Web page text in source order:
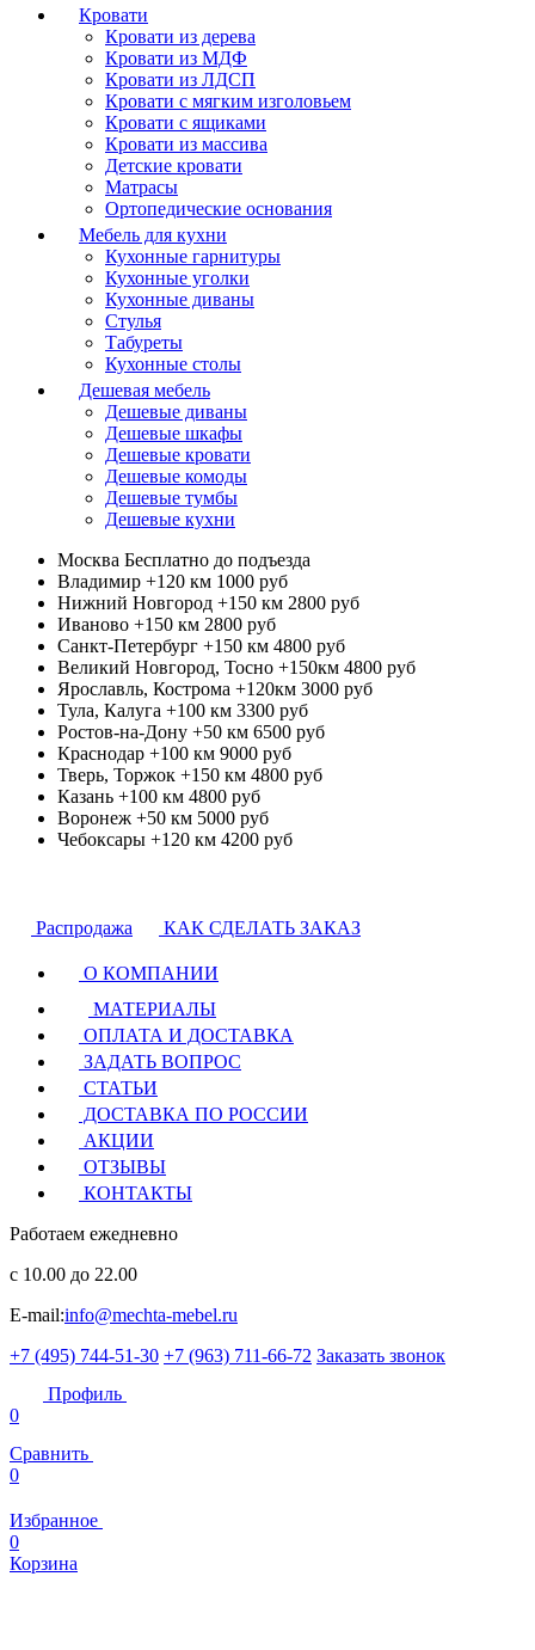
Кровати
Кровати из дерева
Кровати из МДФ
Кровати из ЛДСП
Кровати с мягким изголовьем
Кровати с ящиками
Кровати из массива
Детские кровати
Матрасы
Ортопедические основания
Мебель для кухни
Кухонные гарнитуры
Кухонные уголки
Кухонные диваны
Стулья
Табуреты
Кухонные столы
Дешевая мебель
Дешевые диваны
Дешевые шкафы
Дешевые кровати
Дешевые комоды
Дешевые тумбы
Дешевые кухни
Москва Бесплатно до подъезда
Владимир +120 км 1000 руб
Нижний Новгород +150 км 2800 руб
Иваново +150 км 2800 руб
Санкт-Петербург +150 км 4800 руб
Великий Новгород, Тосно +150км 4800 руб
Ярославль, Кострома +120км 3000 руб
Тула, Калуга +100 км 3300 руб
Ростов-на-Дону +50 км 6500 руб
Краснодар +100 км 9000 руб
Тверь, Торжок +150 км 4800 руб
Казань +100 км 4800 руб
Воронеж +50 км 5000 руб
Чебоксары +120 км 4200 руб
Распродажа КАК СДЕЛАТЬ ЗАКАЗ
О КОМПАНИИ
МАТЕРИАЛЫ
ОПЛАТА И ДОСТАВКА
ЗАДАТЬ ВОПРОС
СТАТЬИ
ДОСТАВКА ПО РОССИИ
АКЦИИ
ОТЗЫВЫ
КОНТАКТЫ
Работаем ежедневно
с 10.00 до 22.00
E-mail:info@mechta-mebel.ru
+7 (495) 744-51-30 +7 (963) 711-66-72 Заказать звонок
Профиль
0
Сравнить
0
Избранное
0
Корзина